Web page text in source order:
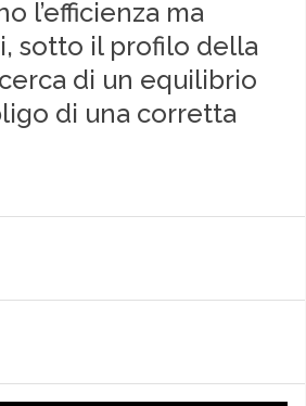
l’efficienza ma
sotto il profilo della
di un equilibrio
di una corretta